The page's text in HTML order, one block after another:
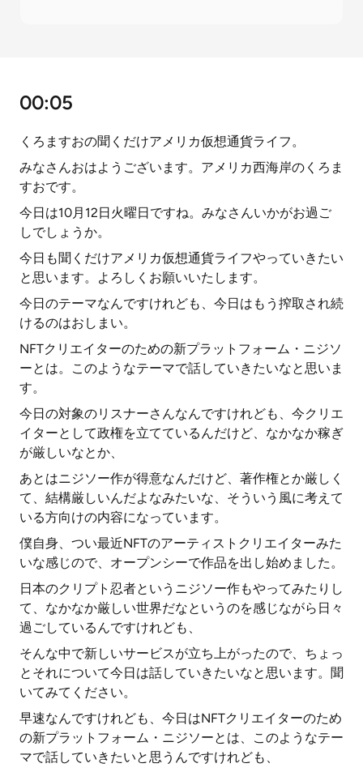
00:05
くろますおの聞くだけアメリカ仮想通貨ライフ。
みなさんおはようございます。アメリカ西海岸のくろま
すおです。
今日は10月12日火曜日ですね。みなさんいかがお過ご
しでしょうか。
今日も聞くだけアメリカ仮想通貨ライフやっていきたい
と思います。よろしくお願いいたします。
今日のテーマなんですけれども、今日はもう搾取され続
けるのはおしまい。
NFTクリエイターのための新プラットフォーム・ニジソ
ーとは。このようなテーマで話していきたいなと思いま
す。
今日の対象のリスナーさんなんですけれども、今クリエ
イターとして政権を立てているんだけど、なかなか稼ぎ
が厳しいなとか、
あとはニジソー作が得意なんだけど、著作権とか厳しく
て、結構厳しいんだよなみたいな、そういう風に考えて
いる方向けの内容になっています。
僕自身、つい最近NFTのアーティストクリエイターみた
いな感じので、オープンシーで作品を出し始めました。
日本のクリプト忍者というニジソー作もやってみたりし
て、なかなか厳しい世界だなというのを感じながら日々
過ごしているんですけれども、
そんな中で新しいサービスが立ち上がったので、ちょっ
とそれについて今日は話していきたいなと思います。聞
いてみてください。
早速なんですけれども、今日はNFTクリエイターのため
の新プラットフォーム・ニジソーとは、このようなテー
マで話していきたいと思うんですけれども、